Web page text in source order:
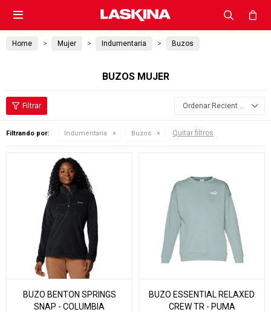

Home Mujer Indumentaria Buzos
BUZOS MUJER
Recientes
Filtrando por: Indumentaria Buzos Quitar filtros
BUZO BENTON SPRINGS
SNAP - COLUMBIA
BUZO ESSENTIAL RELAXED
CREW TR - PUMA